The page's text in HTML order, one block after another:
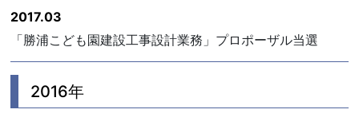
2017.03
「勝浦こども園建設工事設計業務」プロポーザル当選
2016年